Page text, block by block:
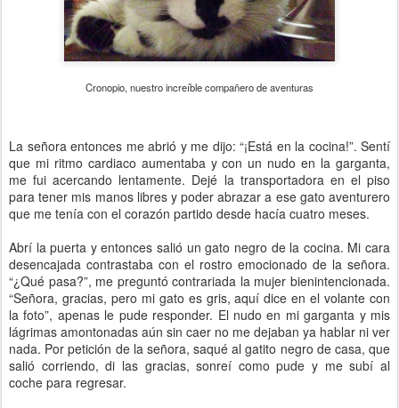
Cronopio, nuestro increíble compañero de aventuras
La señora entonces me abrió y me dijo: “¡Está en la cocina!”. Sentí
que mi ritmo cardiaco aumentaba y con un nudo en la garganta,
me fui acercando lentamente. Dejé la transportadora en el piso
para tener mis manos libres y poder abrazar a ese gato aventurero
que me tenía con el corazón partido desde hacía cuatro meses.
Abrí la puerta y entonces salió un gato negro de la cocina. Mi cara
desencajada contrastaba con el rostro emocionado de la señora.
“¿Qué pasa?”, me preguntó contrariada la mujer bienintencionada.
“Señora, gracias, pero mi gato es gris, aquí dice en el volante con
la foto”, apenas le pude responder. El nudo en mi garganta y mis
lágrimas amontonadas aún sin caer no me dejaban ya hablar ni ver
nada. Por petición de la señora, saqué al gatito negro de casa, que
salió corriendo, di las gracias, sonreí como pude y me subí al
coche para regresar.